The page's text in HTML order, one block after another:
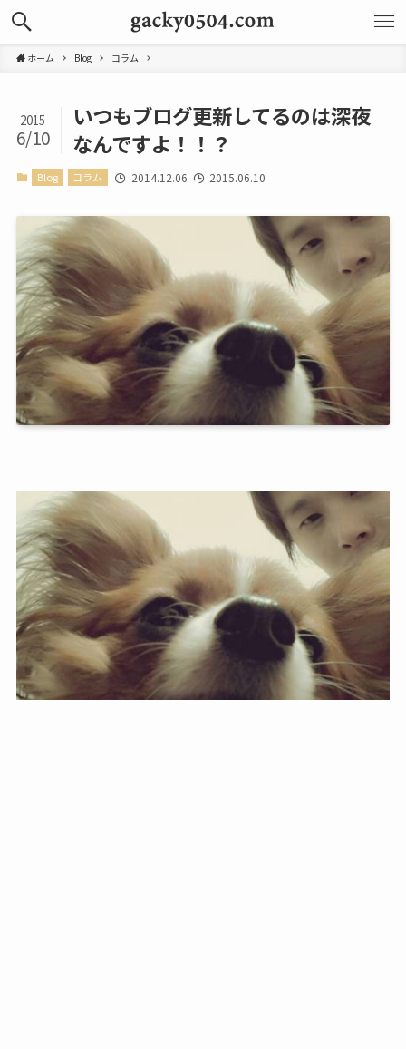
ホーム Blog コラム
いつもブログ更新してるのは深夜
なんですよ！！？
2015
6/10
Blog コラム 2014.12.06 2015.06.10